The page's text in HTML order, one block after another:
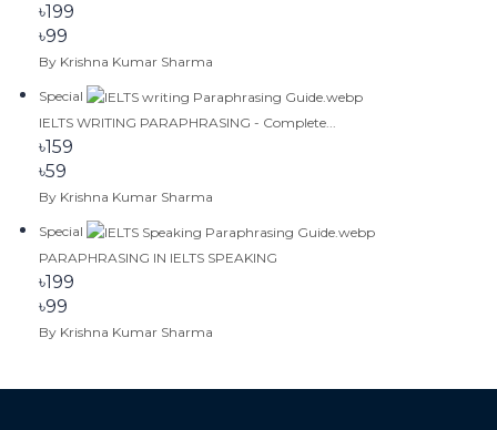
৳199
৳99
By Krishna Kumar Sharma
Special
IELTS WRITING PARAPHRASING - Complete...
৳159
৳59
By Krishna Kumar Sharma
Special
PARAPHRASING IN IELTS SPEAKING
৳199
৳99
By Krishna Kumar Sharma